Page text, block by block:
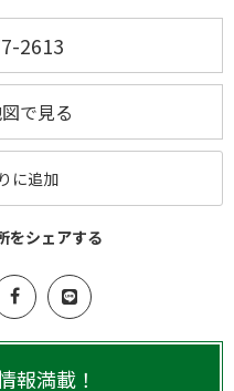
2613
で見る
に追加
をシェアする
報満載！